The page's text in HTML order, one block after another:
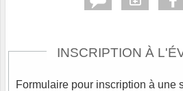
INSCRIPTION À
Formulaire pour inscription à une